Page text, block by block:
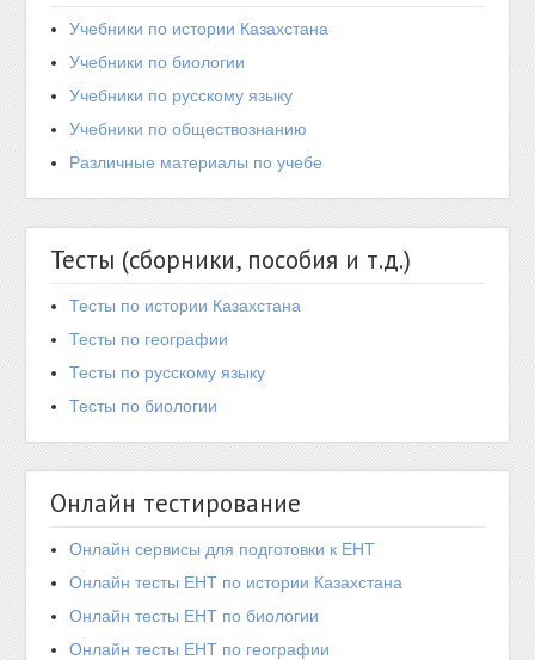
Учебники по истории Казахстана
Учебники по биологии
Учебники по русскому языку
Учебники по обществознанию
Различные материалы по учебе
Тесты (сборники, пособия и т.д.)
Тесты по истории Казахстана
Тесты по географии
Тесты по русскому языку
Тесты по биологии
Онлайн тестирование
Онлайн сервисы для подготовки к ЕНТ
Онлайн тесты ЕНТ по истории Казахстана
Онлайн тесты ЕНТ по биологии
Онлайн тесты ЕНТ по географии